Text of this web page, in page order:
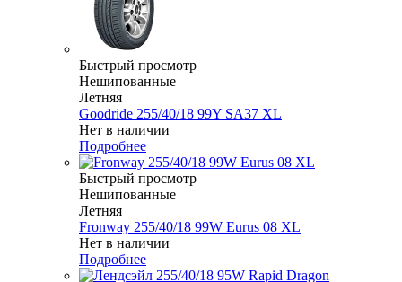
Быстрый просмотр
Нешипованные
Летняя
Goodride 255/40/18 99Y SA37 XL
Нет в наличии
Подробнее
Быстрый просмотр
Нешипованные
Летняя
Fronway 255/40/18 99W Eurus 08 XL
Нет в наличии
Подробнее